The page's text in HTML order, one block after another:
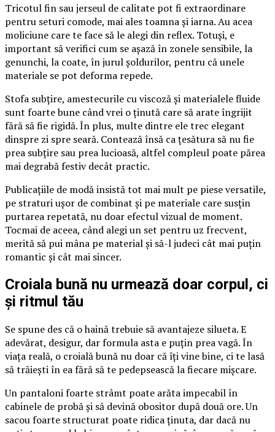
Tricotul fin sau jerseul de calitate pot fi extraordinare
pentru seturi comode, mai ales toamna și iarna. Au acea
moliciune care te face să le alegi din reflex. Totuși, e
important să verifici cum se așază în zonele sensibile, la
genunchi, la coate, în jurul șoldurilor, pentru că unele
materiale se pot deforma repede.
Stofa subțire, amestecurile cu viscoză și materialele fluide
sunt foarte bune când vrei o ținută care să arate îngrijit
fără să fie rigidă. În plus, multe dintre ele trec elegant
dinspre zi spre seară. Contează însă ca țesătura să nu fie
prea subțire sau prea lucioasă, altfel compleul poate părea
mai degrabă festiv decât practic.
Publicațiile de modă insistă tot mai mult pe piese versatile,
pe straturi ușor de combinat și pe materiale care susțin
purtarea repetată, nu doar efectul vizual de moment.
Tocmai de aceea, când alegi un set pentru uz frecvent,
merită să pui mâna pe material și să-l judeci cât mai puțin
romantic și cât mai sincer.
Croiala bună nu urmează doar corpul, ci
și ritmul tău
Se spune des că o haină trebuie să avantajeze silueta. E
adevărat, desigur, dar formula asta e puțin prea vagă. În
viața reală, o croială bună nu doar că îți vine bine, ci te lasă
să trăiești în ea fără să te pedepsească la fiecare mișcare.
Un pantaloni foarte strâmt poate arăta impecabil în
cabinele de probă și să devină obositor după două ore. Un
sacou foarte structurat poate ridica ținuta, dar dacă nu